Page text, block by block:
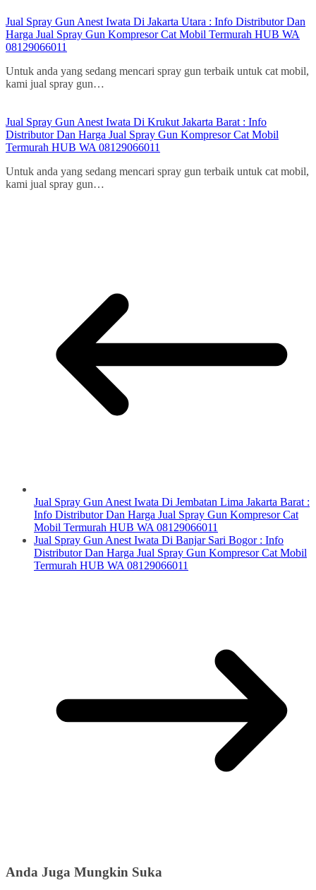
Jual Spray Gun Anest Iwata Di Jakarta Utara : Info Distributor Dan
Harga Jual Spray Gun Kompresor Cat Mobil Termurah HUB WA
08129066011
Untuk anda yang sedang mencari spray gun terbaik untuk cat mobil,
kami jual spray gun…
Jual Spray Gun Anest Iwata Di Krukut Jakarta Barat : Info
Distributor Dan Harga Jual Spray Gun Kompresor Cat Mobil
Termurah HUB WA 08129066011
Untuk anda yang sedang mencari spray gun terbaik untuk cat mobil,
kami jual spray gun…
Jual Spray Gun Anest Iwata Di Jembatan Lima Jakarta Barat :
Info Distributor Dan Harga Jual Spray Gun Kompresor Cat
Mobil Termurah HUB WA 08129066011
Jual Spray Gun Anest Iwata Di Banjar Sari Bogor : Info
Distributor Dan Harga Jual Spray Gun Kompresor Cat Mobil
Termurah HUB WA 08129066011
Anda Juga Mungkin Suka